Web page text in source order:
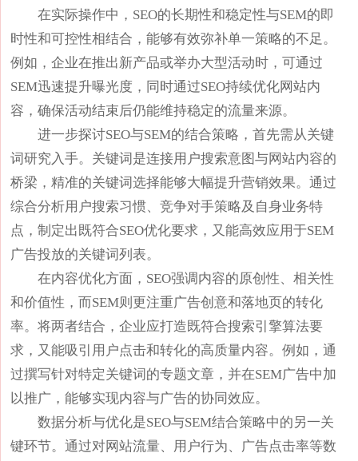
在实际操作中，SEO的长期性和稳定性与SEM的即
时性和可控性相结合，能够有效弥补单一策略的不足。
例如，企业在推出新产品或举办大型活动时，可通过
SEM迅速提升曝光度，同时通过SEO持续优化网站内
容，确保活动结束后仍能维持稳定的流量来源。
进一步探讨SEO与SEM的结合策略，首先需从关键
词研究入手。关键词是连接用户搜索意图与网站内容的
桥梁，精准的关键词选择能够大幅提升营销效果。通过
综合分析用户搜索习惯、竞争对手策略及自身业务特
点，制定出既符合SEO优化要求，又能高效应用于SEM
广告投放的关键词列表。
在内容优化方面，SEO强调内容的原创性、相关性
和价值性，而SEM则更注重广告创意和落地页的转化
率。将两者结合，企业应打造既符合搜索引擎算法要
求，又能吸引用户点击和转化的高质量内容。例如，通
过撰写针对特定关键词的专题文章，并在SEM广告中加
以推广，能够实现内容与广告的协同效应。
数据分析与优化是SEO与SEM结合策略中的另一关
键环节。通过对网站流量、用户行为、广告点击率等数